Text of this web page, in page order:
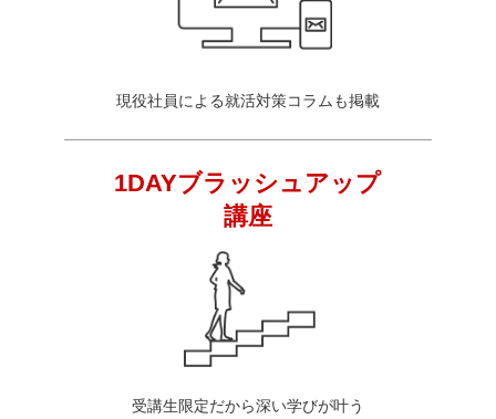
現役社員による就活対策コラムも掲載
1DAYブラッシュアップ
講座
受講生限定だから深い学びが叶う